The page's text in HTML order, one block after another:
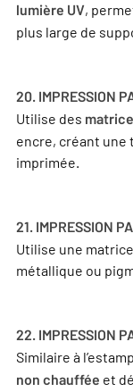
lumière UV,
plus large de
20. IMPRESSION
Utilise des
encre, créant une
imprimée.
21. IMPRESSION
Utilise une
métallique ou
22. IMPRESSION
Similaire à
non chauffée et